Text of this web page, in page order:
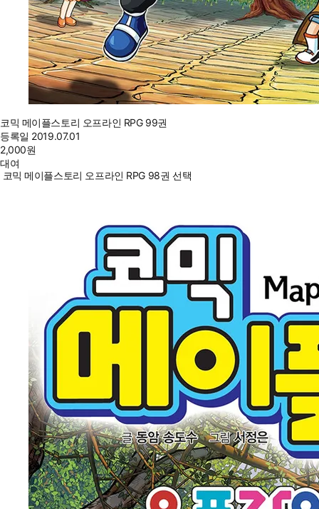
코믹 메이플스토리 오프라인 RPG 99권
등록일 2019.07.01
2,000원
대여
코믹 메이플스토리 오프라인 RPG 98권 선택